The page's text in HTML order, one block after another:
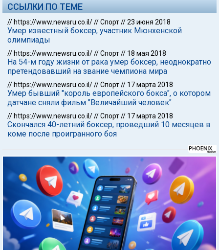
ССЫЛКИ ПО ТЕМЕ
// https://www.newsru.co.il///Спорт//23 июня 2018
Умер известный боксер, участник Мюнхенской
олимпиады
// https://www.newsru.co.il///Спорт// 18 мая 2018
На 54-м году жизни от рака умер боксер, неоднократно
претендовавший на звание чемпиона мира
// https://www.newsru.co.il///Спорт// 17 марта 2018
Умер бывший "король европейского бокса", о котором
датчане сняли фильм "Величайший человек"
// https://www.newsru.co.il///Спорт// 17 марта 2018
Скончался 40-летний боксер, проведший 10 месяцев в
коме после проигранного боя